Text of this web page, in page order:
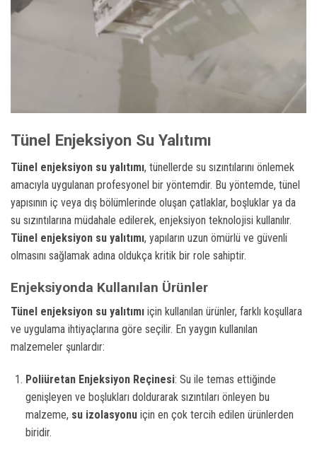
Tünel Enjeksiyon Su Yalıtımı
Tünel enjeksiyon su yalıtımı, tünellerde su sızıntılarını önlemek
amacıyla uygulanan profesyonel bir yöntemdir. Bu yöntemde, tünel
yapısının iç veya dış bölümlerinde oluşan çatlaklar, boşluklar ya da
su sızıntılarına müdahale edilerek, enjeksiyon teknolojisi kullanılır.
Tünel enjeksiyon su yalıtımı, yapıların uzun ömürlü ve güvenli
olmasını sağlamak adına oldukça kritik bir role sahiptir.
Enjeksiyonda Kullanılan Ürünler
Tünel enjeksiyon su yalıtımı için kullanılan ürünler, farklı koşullara
ve uygulama ihtiyaçlarına göre seçilir. En yaygın kullanılan
malzemeler şunlardır:
Poliüretan Enjeksiyon Reçinesi: Su ile temas ettiğinde
genişleyen ve boşlukları doldurarak sızıntıları önleyen bu
malzeme, su izolasyonuiçin en çok tercih edilen ürünlerden
biridir.